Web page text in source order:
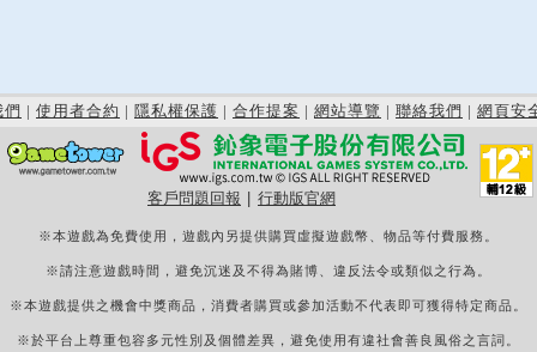
們 | 使用者合約 | 隱私權保護 | 合作提案 | 網站導覽 | 聯絡我們 | 網頁安
客戶問題回報 行動版官網
※本遊戲為免費使用，遊戲內另提供購買虛擬遊戲幣、物品等付費服務。
※請注意遊戲時間，避免沉迷及不得為賭博、違反法令或類似之行為。
※本遊戲提供之機會中獎商品，消費者購買或參加活動不代表即可獲得特定商品。
※於平台上尊重包容多元性別及個體差異，避免使用有違社會善良風俗之言詞。